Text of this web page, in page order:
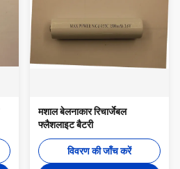
मशाल बेलनाकार रिचार्जेबल
फ्लैशलाइट बैटरी
विवरण की जाँच करें